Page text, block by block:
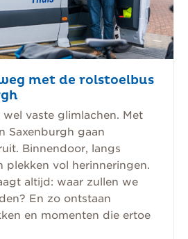
met de rolstoelbus
wel vaste glimlachen. Met
Saxenburgh gaan
Binnendoor, langs
plekken vol herinneringen.
altijd: waar zullen we
En zo ontstaan
en momenten die ertoe